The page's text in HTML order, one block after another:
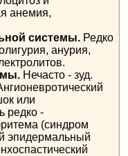
анемия,
системы. Редко
анурия,
Нечасто - зуд.
или
редко -
(синдром
эпидермальный